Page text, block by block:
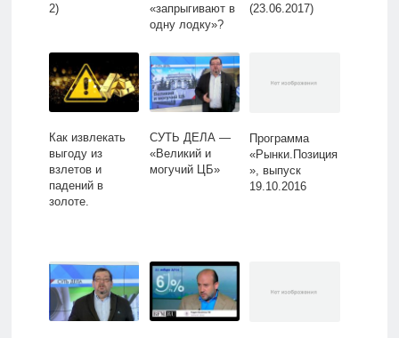
2)
«запрыгивают в
одну лодку»?
(23.06.2017)
Как извлекать
выгоду из
взлетов и
падений в
золоте.
СУТЬ ДЕЛА —
«Великий и
могучий ЦБ»
Программа
«Рынки.Позиция
», выпуск
19.10.2016